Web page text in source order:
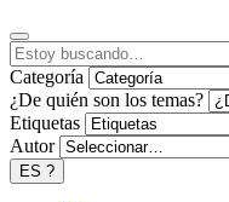
Categoría
¿De quién son los temas?
Etiquetas
Autor
ES ?